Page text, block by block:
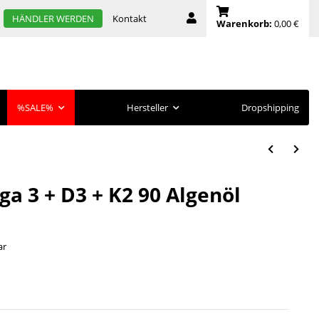
HÄNDLER WERDEN Kontakt Warenkorb: 0,00 €
%SALE% Hersteller Dropshipping
3 + D3 + K2 90 Algenöl